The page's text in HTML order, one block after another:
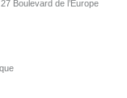
Boulevard de l’Europe